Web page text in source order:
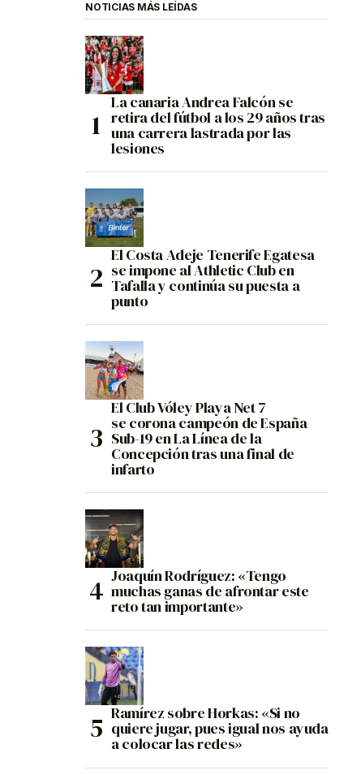
NOTICIAS MÁS LEÍDAS
La canaria Andrea Falcón se
retira del fútbol a los 29 años tras
una carrera lastrada por las
lesiones
El Costa Adeje Tenerife Egatesa
se impone al Athletic Club en
Tafalla y continúa su puesta a
punto
El Club Vóley Playa Net 7
se corona campeón de España
Sub-19 en La Línea de la
Concepción tras una final de
infarto
Joaquín Rodríguez: «Tengo
muchas ganas de afrontar este
reto tan importante»
Ramírez sobre Horkas: «Si no
quiere jugar, pues igual nos ayuda
a colocar las redes»